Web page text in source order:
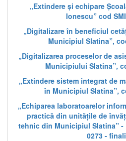
„Extindere și echipare
Ionescu” cod
„Digitalizare în beneficiul
Municipiul Slatina”,
„Digitalizarea proceselor de
Municipiului Slatina”,
„Extindere sistem integrat de
în Municipiul Slatina”,
„Echiparea laboratoarelor
practică din unitățile de
tehnic din Municipiul Slatina” -
0273 -